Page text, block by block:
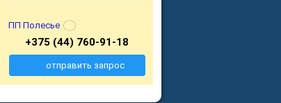
ПП Полесье
+375 (44) 760-91-18
отправить запрос